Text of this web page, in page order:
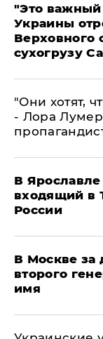
"Это
Украины
Верховного
сухогрузу
"Они хотят,
- Лора
В
входящий в
России
В Москве за
второго
имя